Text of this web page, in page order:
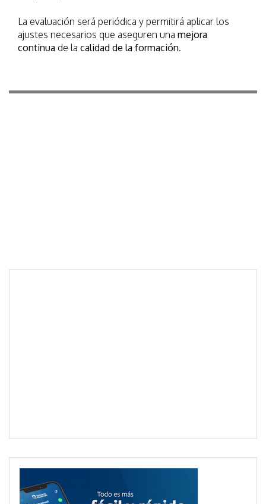
La evaluación será periódica y permitirá aplicar los
ajustes necesarios que aseguren una mejora
continua de la calidad de la formación.